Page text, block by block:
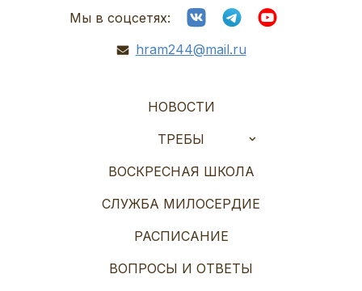
Мы в соцсетях:
hram244@mail.ru
НОВОСТИ
ТРЕБЫ
ВОСКРЕСНАЯ ШКОЛА
СЛУЖБА МИЛОСЕРДИЕ
РАСПИСАНИЕ
ВОПРОСЫ И ОТВЕТЫ